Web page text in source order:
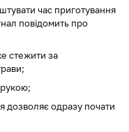
час приготування
повідомить про
стежити за
рукою;
дозволяє одразу почати